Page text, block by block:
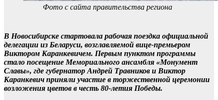
Фото с сайта правительства региона
В Новосибирске стартовала рабочая поездка официальной
делегации из Беларуси, возглавляемой вице-премьером
Виктором Каранкевичем. Первым пунктом программы
стало посещение Мемориального ансамбля «Монумент
Славы», где губернатор Андрей Травников и Виктор
Каранкевич приняли участие в торжественной церемонии
возложения цветов в честь 80-летия Победы.